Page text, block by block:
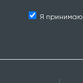
Я принимаю